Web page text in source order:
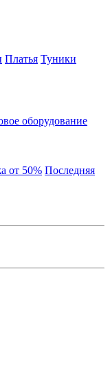
Платья Туники
оборудование
от 50% Последняя